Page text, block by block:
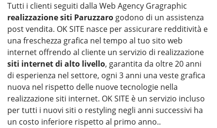
Tutti i clienti seguiti dalla Web Agency Gragraphic
realizzazione siti Paruzzaro godono di un assistenza
post vendita. OK SITE nasce per assicurare redditività e
una freschezza grafica nel tempo al tuo sito web
internet offrendo al cliente un servizio di realizzazione
siti internet di alto livello, garantita da oltre 20 anni
di esperienza nel settore, ogni 3 anni una veste grafica
nuova nel rispetto delle nuove tecnologie nella
realizzazione siti internet. OK SITE è un servizio incluso
per tutti i nuovi siti o restyling negli anni successivi ha
un costo inferiore rispetto al primo anno..